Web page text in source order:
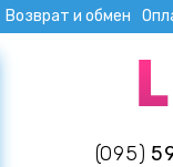
Возврат и обмен
(095)